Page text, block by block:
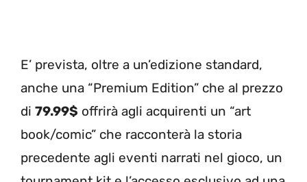
E’ prevista, oltre a un’edizione standard,
anche una “Premium Edition” che al prezzo
di 79.99$ offrirà agli acquirenti un “art
book/comic” che racconterà la storia
precedente agli eventi narrati nel gioco, un